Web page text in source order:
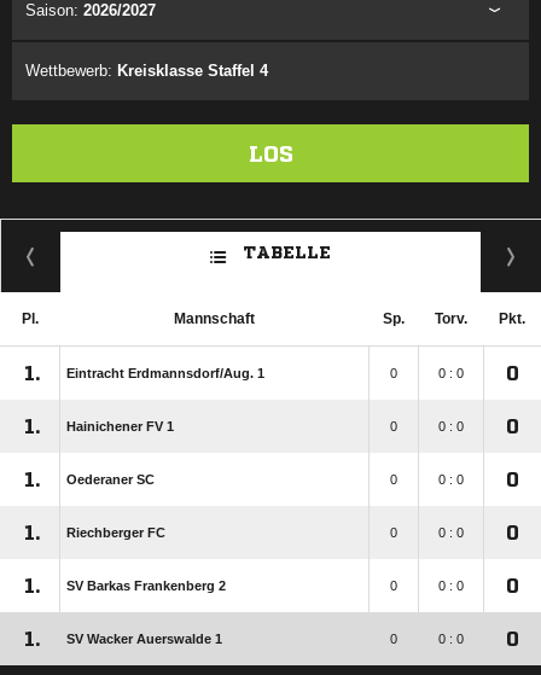
Saison: 2026/2027
Wettbewerb: Kreisklasse Staffel 4
LOS
TABELLE
Pl. Mannschaft Sp. Torv. Pkt.
1. Eintracht Erdmannsdorf/​Aug. 1 0 0 : 0 0
1. Hainichener FV 1 0 0 : 0 0
1. Oederaner SC 0 0 : 0 0
1. Riechberger FC 0 0 : 0 0
1. SV Barkas Frankenberg 2 0 0 : 0 0
1. SV Wacker Auerswalde 1 0 0 : 0 0